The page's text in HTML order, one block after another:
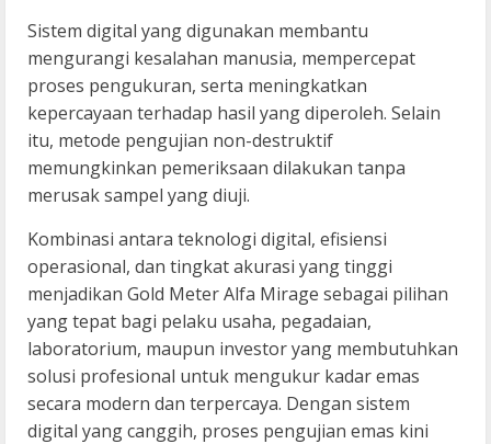
Sistem digital yang digunakan membantu
mengurangi kesalahan manusia, mempercepat
proses pengukuran, serta meningkatkan
kepercayaan terhadap hasil yang diperoleh. Selain
itu, metode pengujian non-destruktif
memungkinkan pemeriksaan dilakukan tanpa
merusak sampel yang diuji.
Kombinasi antara teknologi digital, efisiensi
operasional, dan tingkat akurasi yang tinggi
menjadikan Gold Meter Alfa Mirage sebagai pilihan
yang tepat bagi pelaku usaha, pegadaian,
laboratorium, maupun investor yang membutuhkan
solusi profesional untuk mengukur kadar emas
secara modern dan terpercaya. Dengan sistem
digital yang canggih, proses pengujian emas kini